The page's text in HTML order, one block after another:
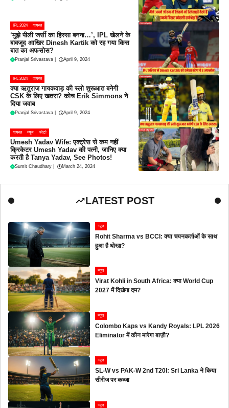
IPL 2024 वायरल
‘मुझे पीली जर्सी का हिस्सा बनना…’, IPL खेलने के
बावजूद आखिर Dinesh Kartik को रह गया किस
बात का अफसोस?
Pranjal Srivastava April 9, 2024
IPL 2024 वायरल
क्या ऋतुराज गायकवाड़ की स्लो शुरूआत बनेगी
CSK के लिए खतरा? कोच Erik Simmons ने
दिया जवाब
Pranjal Srivastava April 9, 2024
वायरल न्यूज फोटो
Umesh Yadav Wife: एक्ट्रेस से कम नहीं
क्रिकेटर Umesh Yadav की पत्नी, जानिए क्या
करती है Tanya Yadav, See Photos!
Sumit Chaudhary March 24, 2024
LATEST POST
न्यूज
Rohit Sharma vs BCCI: क्या चयनकर्ताओं के साथ
हुआ है धोखा?
न्यूज
Virat Kohli in South Africa: क्या World Cup
2027 में दिखेगा दम?
न्यूज
Colombo Kaps vs Kandy Royals: LPL 2026
Eliminator में कौन मारेगा बाज़ी?
न्यूज
SL-W vs PAK-W 2nd T20I: Sri Lanka ने किया
सीरीज पर कब्जा
न्यूज